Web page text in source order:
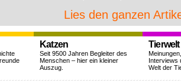
Lies den ganzen
Katzen
Seit 9500 Jahren Begleiter des
Menschen – hier ein kleiner
Auszug.
Tierwelt
Interviews
Welt der